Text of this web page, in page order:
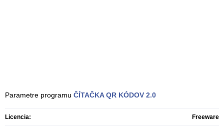
Parametre programu ČÍTAČKA QR KÓDOV 2.0
Licencia: Freeware